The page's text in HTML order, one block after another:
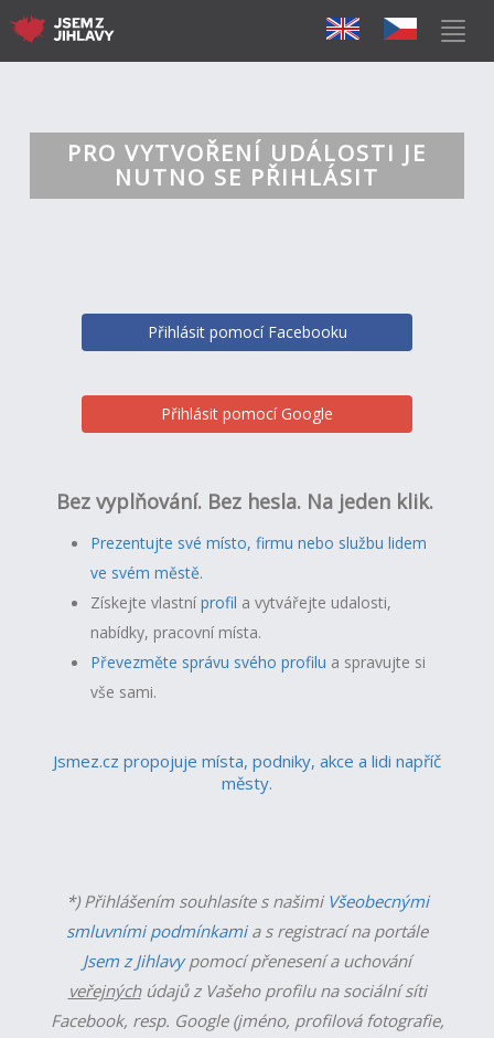
PRO VYTVOŘENÍ UDÁLOSTI JE
NUTNO SE PŘIHLÁSIT
Přihlásit pomocí Facebooku
Přihlásit pomocí Google
Bez vyplňování. Bez hesla. Na jeden klik.
Prezentujte své místo, firmu nebo službu lidem
ve svém městě.
Získejte vlastníprofil a vytvářejte udalosti,
nabídky, pracovní místa.
Převezměte správu svého profilu a spravujte si
vše sami.
Jsmez.cz propojuje místa, podniky, akce a lidi napříč
městy.
*) Přihlášením souhlasíte s našimi Všeobecnými
smluvními podmínkamia s registrací na portále
Jsem z Jihlavypomocí přenesení a uchování
veřejnýchúdajů z Vašeho profilu na sociální síti
Facebook, resp. Google (jméno, profilová fotografie,